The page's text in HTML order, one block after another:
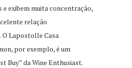
e exibem muita concentração,
relação
O Lapostolle Casa
por exemplo, é um
Buy” da Wine Enthusiast.